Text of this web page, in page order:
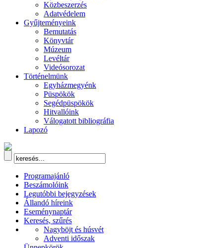
Közbeszerzés
Adatvédelem
Gyűjteményeink
Bemutatás
Könyvtár
Múzeum
Levéltár
Videósorozat
Történelmünk
Egyházmegyénk
Püspökök
Segédpüspökök
Hitvallóink
Válogatott bibliográfia
Lapozó
Programajánló
Beszámolóink
Legutóbbi bejegyzések
Állandó híreink
Eseménynaptár
Keresés, szűrés
Nagyböjt és húsvét
Adventi időszak